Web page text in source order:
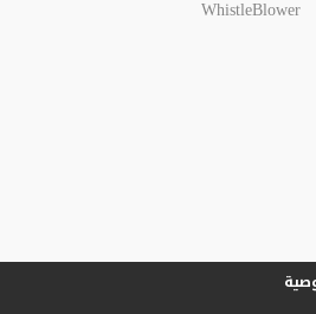
WhistleBlower